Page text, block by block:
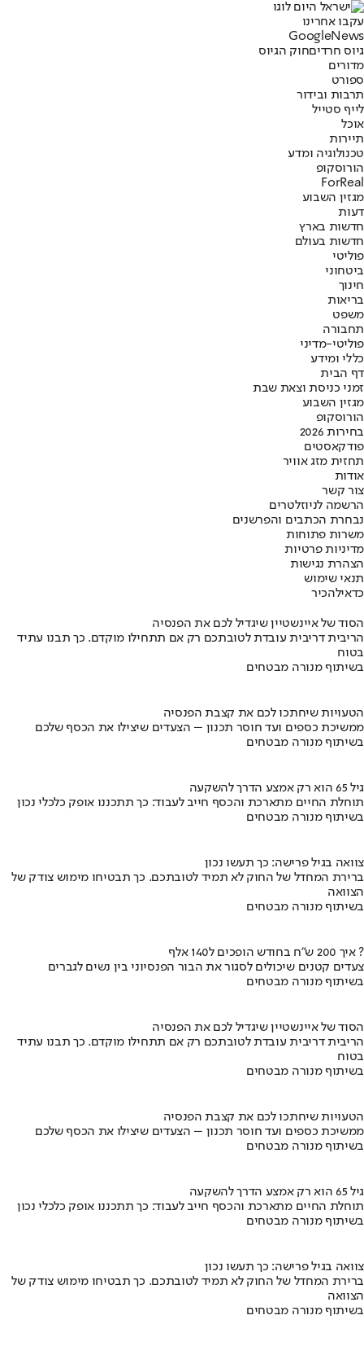
עקבו אחרינו
Googl eNews
גיוס חרדיםחוק הגיוס
מדורים
ספורט
תרבות ובידור
לייף סטייל
אוכל
תיירות
טכנולוגיה ומדע
הורוסקופ
ForReal
מגזין השבוע
דעות
חדשות בארץ
חדשות בעולם
פוליטי
ביטחוני
חינוך
בריאות
משפט
תחבורה
פוליטי-מדיני
כללי ומידע
דף הבית
זמני כניסת וצאת שבת
מגזין השבוע
הורוסקופ
בחירות 2026
פודקאסטים
תחזית מזג אוויר
אודות
צור קשר
הרשמה לניוזלטרים
נבחרת הכתבים והפרשנים
משרות פתוחות
מדיניות פרטיות
הצהרת נגישות
תנאי שימוש
כדאילהכיר
הסוד של איינשטיין שיגדיל לכם את הפנסיה
הריבית דריבית עובדת לטובתכם רק אם תתחילו מוקדם. כך תבנו עתיד
בטוח
בשיתוף מנורה מבטחים
הטעויות שיחתכו לכם את קצבת הפנסיה
ממשיכת כספים ועד חוסר תכנון – הצעדים שיצילו את הכסף שלכם
בשיתוף מנורה מבטחים
גיל 65 הוא רק אמצע הדרך להשקעה
תוחלת החיים מתארכת והכסף חייב לעבוד: כך תתכננו אופק כלכלי נכון
בשיתוף מנורה מבטחים
צוואה בגיל פרישה: כך תעשו נכון
ברירת המחדל של החוק לא תמיד לטובתכם. כך תבטיחו מימוש צודק של
הצוואה
בשיתוף מנורה מבטחים
איך 200 ש"ח בחודש הופכים ל140 אלף ?
צעדים קטנים שיכולים לסגור את הבור הפנסיוני בין נשים לגברים
בשיתוף מנורה מבטחים
הסוד של איינשטיין שיגדיל לכם את הפנסיה
הריבית דריבית עובדת לטובתכם רק אם תתחילו מוקדם. כך תבנו עתיד
בטוח
בשיתוף מנורה מבטחים
הטעויות שיחתכו לכם את קצבת הפנסיה
ממשיכת כספים ועד חוסר תכנון – הצעדים שיצילו את הכסף שלכם
בשיתוף מנורה מבטחים
גיל 65 הוא רק אמצע הדרך להשקעה
תוחלת החיים מתארכת והכסף חייב לעבוד: כך תתכננו אופק כלכלי נכון
בשיתוף מנורה מבטחים
צוואה בגיל פרישה: כך תעשו נכון
ברירת המחדל של החוק לא תמיד לטובתכם. כך תבטיחו מימוש צודק של
הצוואה
בשיתוף מנורה מבטחים